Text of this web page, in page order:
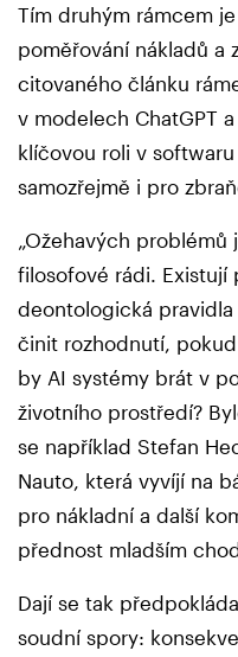
Tím druhým rámcem
poměřování nákladů a
citovaného článku
v modelech ChatGPT
klíčovou roli v
samozřejmě i pro
„Ožehavých
filosofové rádi. Existují
deontologická pravidla
činit rozhodnutí,
by AI systémy brát v
životního prostředí?
se například Stefan
Nauto, která vyvíjí na
pro nákladní a další
přednost mladším
Dají se tak
soudní spory: